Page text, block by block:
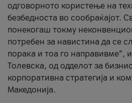
одговорното користење на
безбедноста во сообраќајот.
понекогаш токму
потребен за навистина да се
порака и тоа го направивме”,
Толевска, од одделот за
корпоративна стратегија и
Македонија.